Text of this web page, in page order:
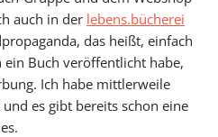
auch in der lebens.bücherei
das heißt, einfach
ein Buch veröffentlicht habe,
Ich habe mittlerweile
es gibt bereits schon eine